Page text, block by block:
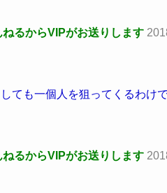
ねるからVIPがお送りします
ても一個人を狙ってくるわけ
ねるからVIPがお送りします